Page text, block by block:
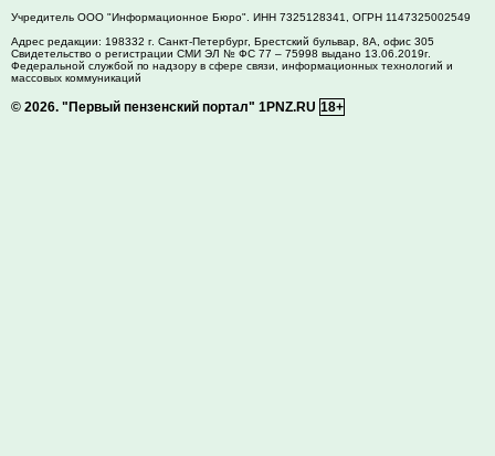
Учредитель ООО "Информационное Бюро". ИНН 7325128341, ОГРН 1147325002549
Адрес редакции: 198332 г. Санкт-Петербург, Брестский бульвар, 8А, офис 305
Свидетельство о регистрации СМИ ЭЛ № ФС 77 – 75998 выдано 13.06.2019г.
Федеральной службой по надзору в сфере связи, информационных технологий и
массовых коммуникаций
© 2026. "Первый пензенский портал" 1PNZ.RU 18+